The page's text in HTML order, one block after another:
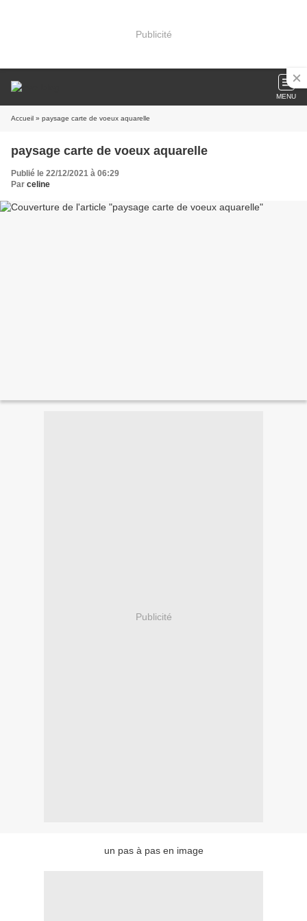
Publicité
MENU
Accueil » paysage carte de voeux aquarelle
paysage carte de voeux aquarelle
Publié le 22/12/2021 à 06:29
Par celine
Publicité
un pas à pas en image